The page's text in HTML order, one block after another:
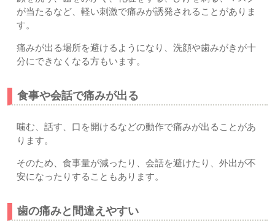
が当たるなど、軽い刺激で痛みが誘発されることがありま
す。
痛みが出る場所を避けるようになり、洗顔や歯みがきが十
分にできなくなる方もいます。
食事や会話で痛みが出る
噛む、話す、口を開けるなどの動作で痛みが出ることがあ
ります。
そのため、食事量が減ったり、会話を避けたり、外出が不
安になったりすることもあります。
歯の痛みと間違えやすい